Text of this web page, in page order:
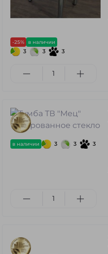
-25% в наличии
3 3 3
в наличии 3 3 3